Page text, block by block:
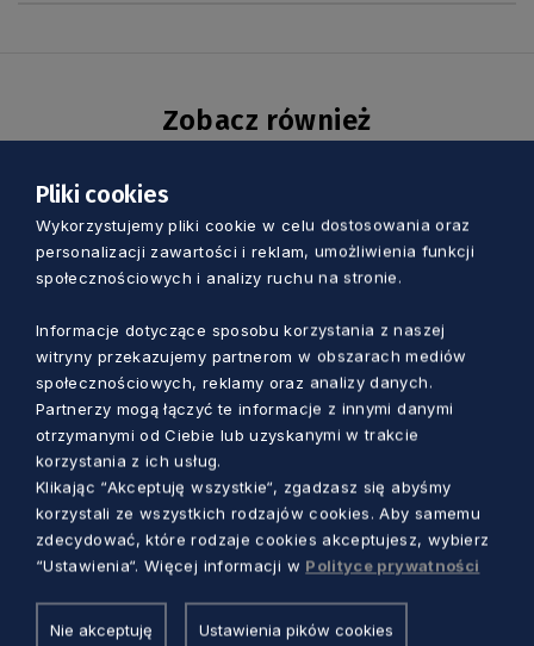
Zobacz również
KULTURA
Trzy dni kina, rozmów i spotkań nad
morzem. Wyjątkowy festiwal w Jastarni
Marcin Szumny
Pliki cookies
Wykorzystujemy pliki cookie w celu dostosowania oraz
personalizacji zawartości i reklam, umożliwienia funkcji
społecznościowych i analizy ruchu na stronie.
Informacje dotyczące sposobu korzystania z naszej
witryny przekazujemy partnerom w obszarach mediów
społecznościowych, reklamy oraz analizy danych.
Partnerzy mogą łączyć te informacje z innymi danymi
otrzymanymi od Ciebie lub uzyskanymi w trakcie
korzystania z ich usług.
Klikając “Akceptuję wszystkie“, zgadzasz się abyśmy
korzystali ze wszystkich rodzajów cookies. Aby samemu
zdecydować, które rodzaje cookies akceptujesz, wybierz
“Ustawienia“. Więcej informacji w Polityce prywatności
Nie akceptuję Ustawienia pików cookies